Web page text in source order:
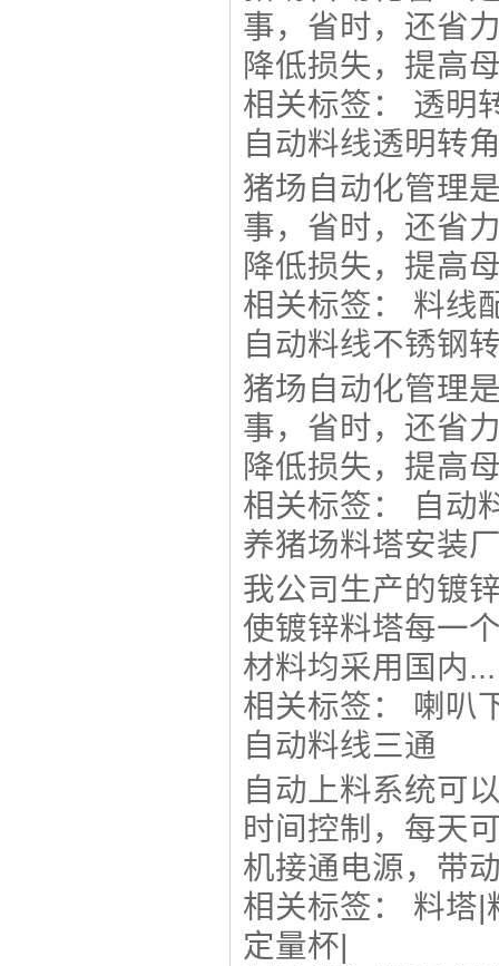
事，省时，还省
降低损失，提高
相关标签：
透明
自动料线透明转
猪场自动化管理
事，省时，还省
降低损失，提高
相关标签：
料线
自动料线不锈钢
猪场自动化管理
事，省时，还省
降低损失，提高
相关标签：
自动
养猪场料塔安装
我公司生产的镀
使镀锌料塔每一
材料均采用国内...
相关标签：
喇叭
自动料线三通
自动上料系统可
时间控制，每天
机接通电源，带
相关标签：
料塔|
定量杯|